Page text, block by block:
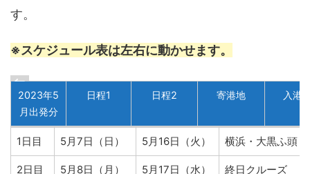
す。
※スケジュール表は左右に動かせます。
2023年5
月出発分
日程1 日程2 寄港地 入港
2023
出発分
日程1 日程2 寄港地
1日目 5月7日（日） 5月16日（火） 横浜・大黒ふ頭
2日目 5月8日（月） 5月17日（水） 終日クルーズ